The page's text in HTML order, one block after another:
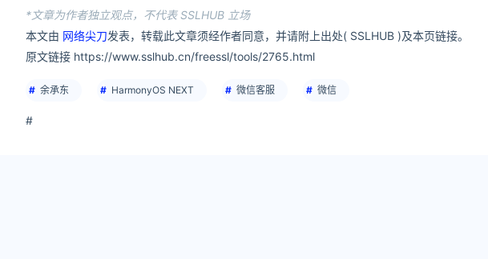
*文章为作者独立观点，不代表 SSLHUB 立场
本文由 网络尖刀发表，转载此文章须经作者同意，并请附上出处( SSLHUB )及本页链接。
原文链接 https://www.sslhub.cn/freessl/tools/2765.html
余承东 HarmonyOS NEXT 微信客服 微信
#